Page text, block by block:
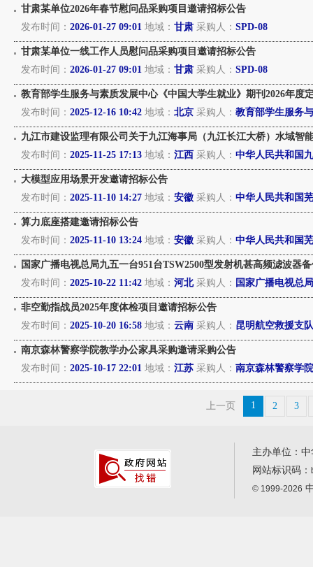
甘肃某单位2026年春节慰问品采购项目邀请招标公告
发布时间： 2026-01-27 09:01 地域： 甘肃 采购人： SPD-08
甘肃某单位一线工作人员慰问品采购项目邀请招标公告
发布时间： 2026-01-27 09:01 地域： 甘肃 采购人： SPD-08
教育部学生服务与素质发展中心《中国大学生就业》期刊2026年度
发布时间： 2025-12-16 10:42 地域： 北京 采购人： 教育部学生服务
九江市建设监理有限公司关于九江海事局（九江长江大桥）水域智
发布时间： 2025-11-25 17:13 地域： 江西 采购人： 中华人民共和国
大模型应用场景开发邀请招标公告
发布时间： 2025-11-10 14:27 地域： 安徽 采购人： 中华人民共和国
算力底座搭建邀请招标公告
发布时间： 2025-11-10 13:24 地域： 安徽 采购人： 中华人民共和国
国家广播电视总局九五一台951台TSW2500型发射机甚高频滤波器
发布时间： 2025-10-22 11:42 地域： 河北采购人： 国家广播电视总
非空勤指战员2025年度体检项目邀请招标公告
发布时间： 2025-10-20 16:58 地域： 云南 采购人： 昆明航空救援支队
南京森林警察学院教学办公家具采购邀请采购公告
发布时间： 2025-10-17 22:01 地域： 江苏 采购人： 南京森林警察学院
上一页 1 2 3
主办单位：
网站标识码：
© 1999-2026